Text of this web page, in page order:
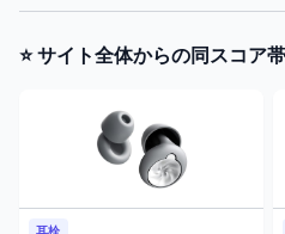
⭐ サイト全体からの同スコア
耳栓